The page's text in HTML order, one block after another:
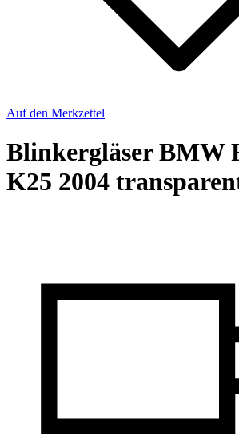
Auf den Merkzettel
Blinkergläser BMW
K25 2004